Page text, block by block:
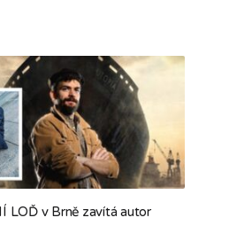
LOĎ v Brně zavítá autor